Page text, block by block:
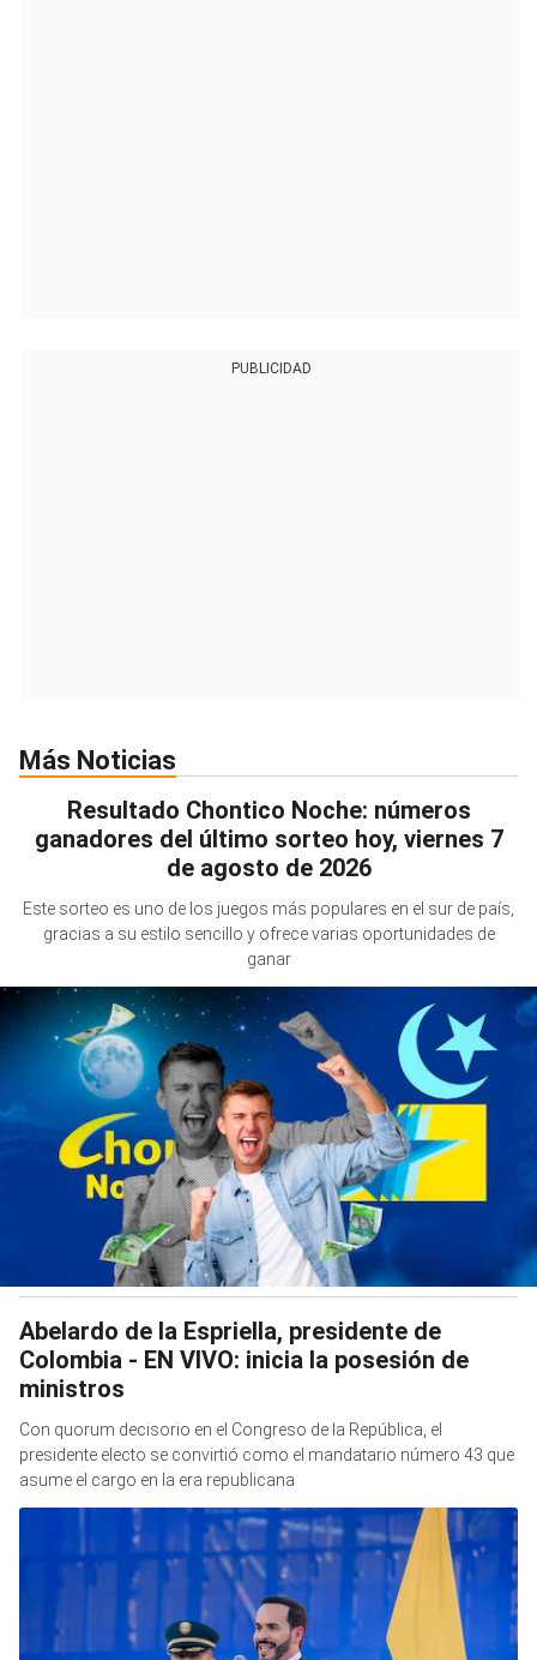
PUBLICIDAD
Más Noticias
Resultado Chontico Noche: números
ganadores del último sorteo hoy, viernes 7
de agosto de 2026
Este sorteo es uno de los juegos más populares en el sur de país,
gracias a su estilo sencillo y ofrece varias oportunidades de
ganar
Abelardo de la Espriella, presidente de
Colombia - EN VIVO: inicia la posesión de
ministros
Con quorum decisorio en el Congreso de la República, el
presidente electo se convirtió como el mandatario número 43 que
asume el cargo en la era republicana